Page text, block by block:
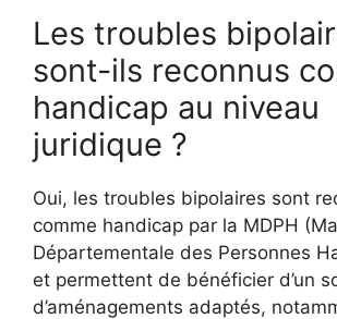
Les troubles
sont-ils reconnus
handicap au niveau
juridique ?
Oui, les troubles bipolaires sont
comme handicap par la MDPH
Départementale des Personnes
et permettent de bénéficier d’un
d’aménagements adaptés,